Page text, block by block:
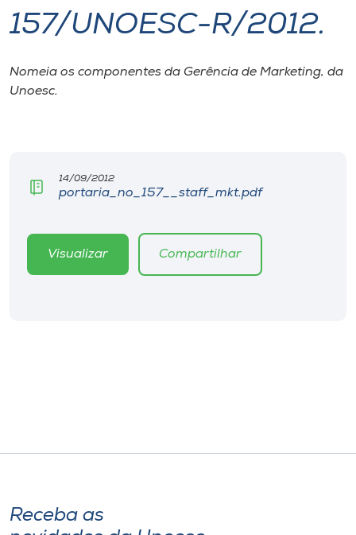
I.nova
Diplomados
CPA
Editora
Selecione
o idioma
157/UNOESC-R/2012.
Nomeia os componentes da Gerência de Marketing, da
Unoesc.
14/09/2012
portaria_no_157__staff_mkt.pdf
Visualizar Compartilhar
Receba as